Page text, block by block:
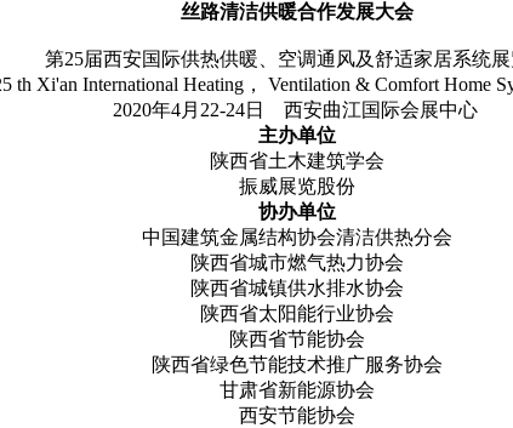
丝路清洁供暖合作发展大会
第25届西安国际供热供暖、空调通风及舒适家居系统
th Xi'an International Heating， Ventilation & Comfort Home
2020年4月22-24日 西安曲江国际会展中心
主办单位
陕西省土木建筑学会
振威展览股份
协办单位
中国建筑金属结构协会清洁供热分会
陕西省城市燃气热力协会
陕西省城镇供水排水协会
陕西省太阳能行业协会
陕西省节能协会
陕西省绿色节能技术推广服务协会
甘肃省新能源协会
西安节能协会